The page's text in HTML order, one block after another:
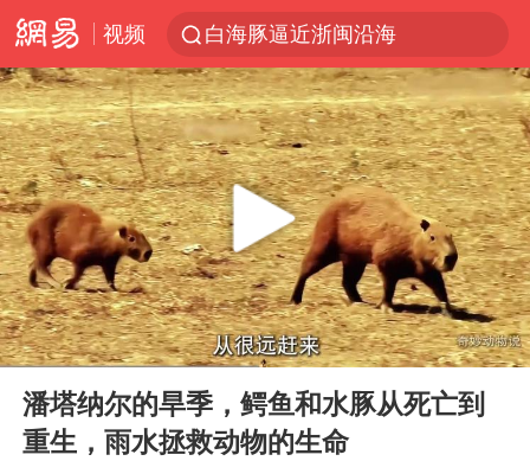
视频
白海豚逼近浙闽沿海
四川宜宾5.5级地震后余震为何不断
白海豚5次眼壁置换
上海轨交全网络地面高架区段限速运行
王艺迪无缘横滨赛决赛
奇飞云任内蒙古兴安盟盟委书记
浙江海域将现5到8米巨浪到狂浪
武契奇会见泽连斯基有何意图
台铃电动车仅骑一年就断电趴窝
上海大部迎大暴雨
Play
00:00 04:04
潘塔纳尔的旱季，鳄鱼和水豚从死亡到
重生，雨水拯救动物的生命